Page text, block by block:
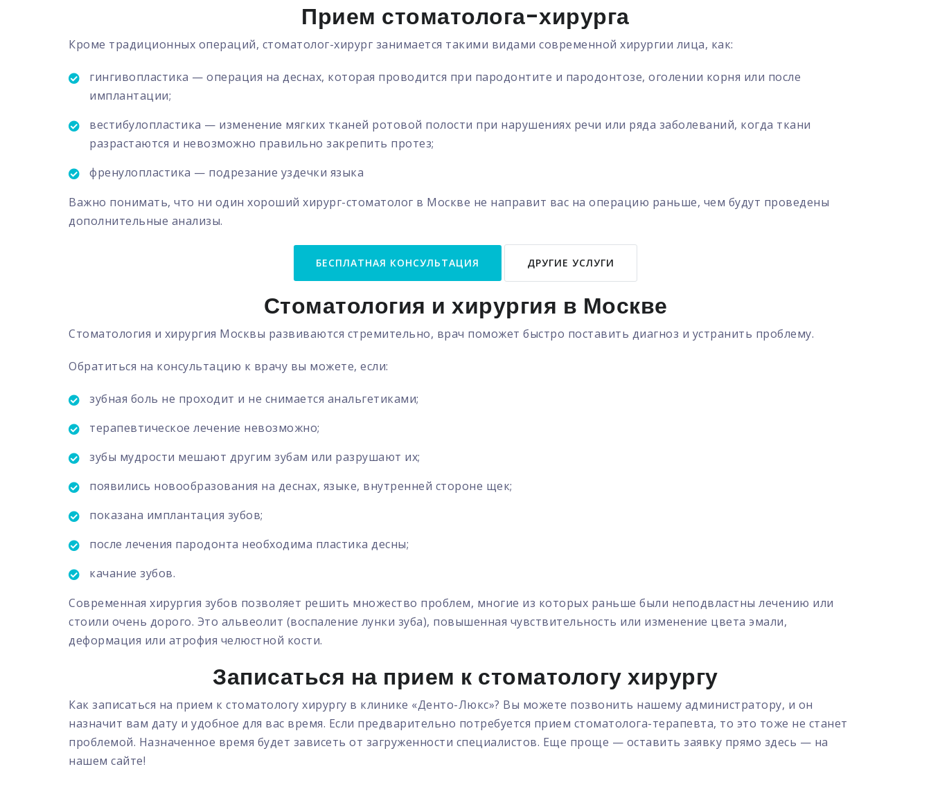
Прием стоматолога-хирурга
Кроме традиционных операций, стоматолог-хирург занимается такими видами современной хирургии лица, как:
гингивопластика — операция на деснах, которая проводится при пародонтите и пародонтозе, оголении корня или после
имплантации;
вестибулопластика — изменение мягких тканей ротовой полости при нарушениях речи или ряда заболеваний, когда ткани
разрастаются и невозможно правильно закрепить протез;
френулопластика — подрезание уздечки языка
Важно понимать, что ни один хороший хирург-стоматолог в Москве не направит вас на операцию раньше, чем будут проведены
дополнительные анализы.
БЕСПЛАТНАЯ КОНСУЛЬТАЦИЯ ДРУГИЕ УСЛУГИ
Стоматология и хирургия в Москве
Стоматология и хирургия Москвы развиваются стремительно, врач поможет быстро поставить диагноз и устранить проблему.
Обратиться на консультацию к врачу вы можете, если:
зубная боль не проходит и не снимается анальгетиками;
терапевтическое лечение невозможно;
зубы мудрости мешают другим зубам или разрушают их;
появились новообразования на деснах, языке, внутренней стороне щек;
показана имплантация зубов;
после лечения пародонта необходима пластика десны;
качание зубов.
Современная хирургия зубов позволяет решить множество проблем, многие из которых раньше были неподвластны лечению или
стоили очень дорого. Это альвеолит (воспаление лунки зуба), повышенная чувствительность или изменение цвета эмали,
деформация или атрофия челюстной кости.
Записаться на прием к стоматологу хирургу
Как записаться на прием к стоматологу хирургу в клинике «Денто-Люкс»? Вы можете позвонить нашему администратору, и он
назначит вам дату и удобное для вас время. Если предварительно потребуется прием стоматолога-терапевта, то это тоже не станет
проблемой. Назначенное время будет зависеть от загруженности специалистов. Еще проще — оставить заявку прямо здесь — на
нашем сайте!